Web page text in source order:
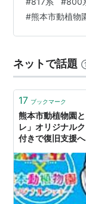
の窓の辺りは
すが、未だ後
れでも車内の
本へ到着。こ
ます。 熊本駅
#熊本市動植物
ネットで話題
17 ブックマーク
熊本市動植物園
レ」オリジナル
付きで復旧支援